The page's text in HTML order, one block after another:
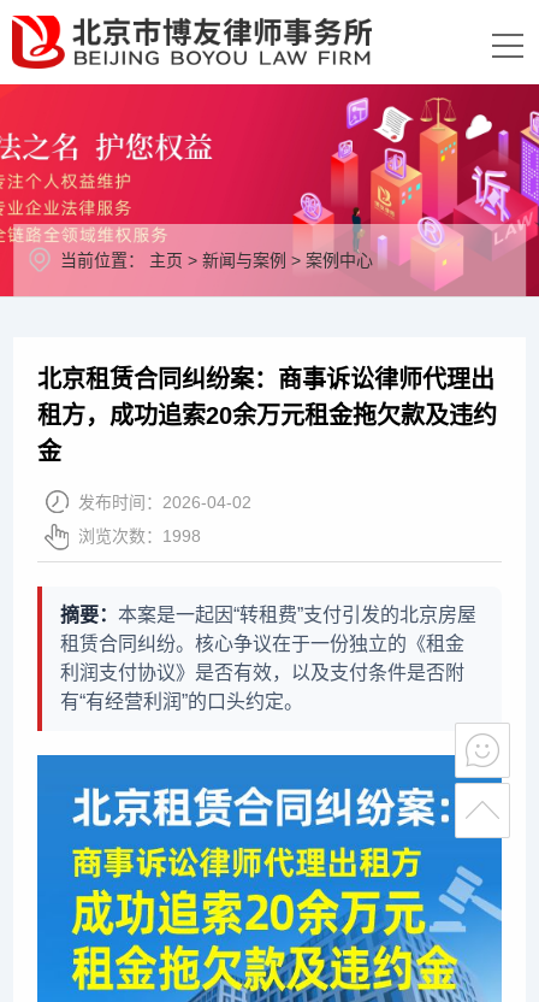
当前位置： 主页 >新闻与案例 >案例中心
北京租赁合同纠纷案：商事诉讼律师代理出
租方，成功追索20余万元租金拖欠款及违约
金
发布时间：2026-04-02
浏览次数： 1998
摘要：本案是一起因“转租费”支付引发的北京房屋
租赁合同纠纷。核心争议在于一份独立的《租金
利润支付协议》是否有效，以及支付条件是否附
有“有经营利润”的口头约定。